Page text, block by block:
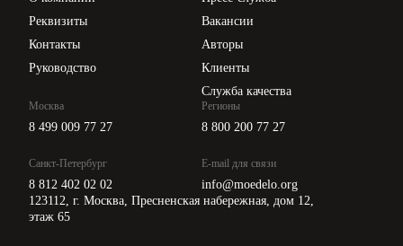
Реквизиты
Контакты
Руководство
Вакансии
Авторы
Клиенты
Служба качества
Москва
8 499 009 77 27
Санкт-Петербург
8 812 402 02 02
Регионы
8 800 200 77 27
E-mail для связи
info@moedelo.org
123112, г. Москва, Пресненская набережная, дом 12,
этаж 65